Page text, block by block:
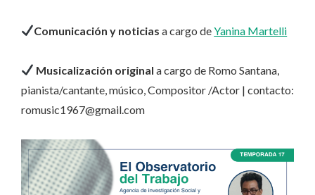
Comunicación y noticiasa cargo deYanina Martelli
Musicalización original a cargo de Romo Santana,
pianista/cantante, músico, Compositor /Actor | contacto:
romusic1967@gmail.com